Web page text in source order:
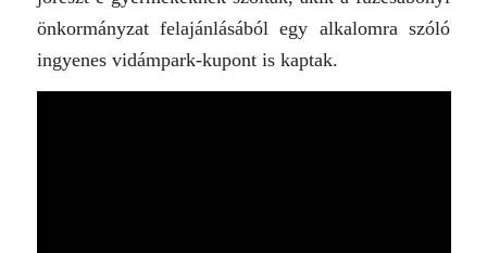
önkormányzat felajánlásából egy alkalomra szóló
ingyenes vidámpark-kupont is kaptak.